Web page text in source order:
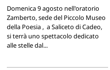
Domenica 9 agosto nell'oratorio
Zamberto, sede del Piccolo Museo
della Poesia , a Saliceto di Cadeo,
si terrà uno spettacolo dedicato
alle stelle dal...